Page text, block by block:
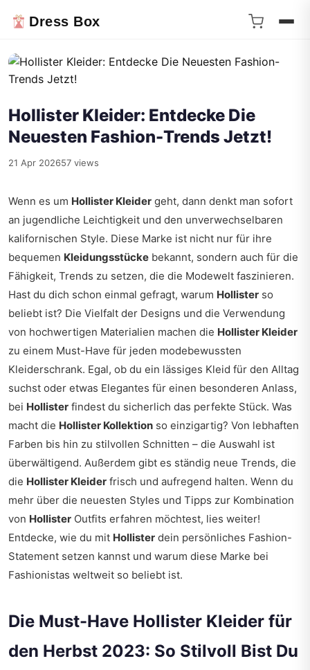
Dress Box
Hollister Kleider: Entdecke Die
Neuesten Fashion-Trends Jetzt!
21 Apr 202657 views
Wenn es um Hollister Kleider geht, dann denkt man sofort
an jugendliche Leichtigkeit und den unverwechselbaren
kalifornischen Style. Diese Marke ist nicht nur für ihre
bequemen Kleidungsstücke bekannt, sondern auch für die
Fähigkeit, Trends zu setzen, die die Modewelt faszinieren.
Hast du dich schon einmal gefragt, warum Hollister so
beliebt ist? Die Vielfalt der Designs und die Verwendung
von hochwertigen Materialien machen die Hollister Kleider
zu einem Must-Have für jeden modebewussten
Kleiderschrank. Egal, ob du ein lässiges Kleid für den Alltag
suchst oder etwas Elegantes für einen besonderen Anlass,
bei Hollister findest du sicherlich das perfekte Stück. Was
macht die Hollister Kollektion so einzigartig? Von lebhaften
Farben bis hin zu stilvollen Schnitten – die Auswahl ist
überwältigend. Außerdem gibt es ständig neue Trends, die
die Hollister Kleider frisch und aufregend halten. Wenn du
mehr über die neuesten Styles und Tipps zur Kombination
von Hollister Outfits erfahren möchtest, lies weiter!
Entdecke, wie du mit Hollister dein persönliches Fashion-
Statement setzen kannst und warum diese Marke bei
Fashionistas weltweit so beliebt ist.
Die Must-Have Hollister Kleider für
den Herbst 2023: So Stilvoll Bist Du